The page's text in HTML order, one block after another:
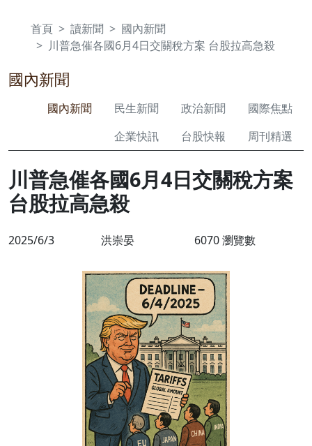
首頁 讀新聞
國內新聞
川普急催各國6月4日交關稅方案 台股拉高急殺
國內新聞
國內新聞 民生新聞 政治新聞
國際焦點
企業快訊
台股快報 周刊精選
川普急催各國6月4日交關稅方案
台股拉高急殺
2025/6/3 洪崇晏 6070 瀏覽數